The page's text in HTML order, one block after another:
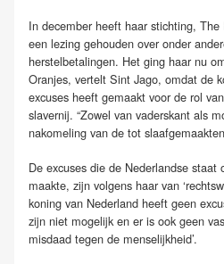
In december heeft haar stichting,
een lezing gehouden over onder
herstelbetalingen. Het ging haar nu
Oranjes, vertelt Sint Jago, omdat de
excuses heeft gemaakt voor de rol
slavernij. “Zowel van vaderskant als
nakomeling van de tot
De excuses die de Nederlandse staat
maakte, zijn volgens haar van
koning van Nederland heeft geen
zijn niet mogelijk en er is ook geen
misdaad tegen de menselijkheid’.